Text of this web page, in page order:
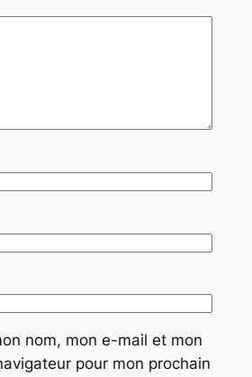
nom, mon e-mail et mon
pour mon prochain